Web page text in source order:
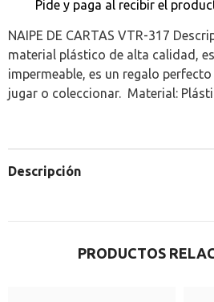
Pide y paga al recibir el
NAIPE DE CARTAS VTR-317
material plástico de alta calidad,
impermeable, es un regalo
jugar o coleccionar. Material:
Descripción
PRODUCTOS